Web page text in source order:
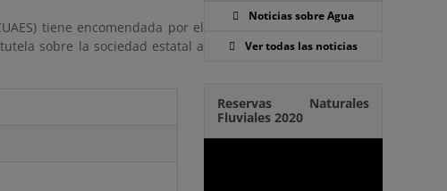
tiene encomendada por el
sobre la sociedad estatal a
Noticias sobre Agua
Ver todas las noticias
Reservas Naturales
Fluviales 2020